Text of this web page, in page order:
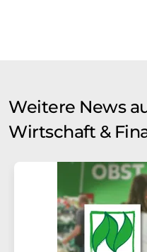
Weitere News
Wirtschaft &